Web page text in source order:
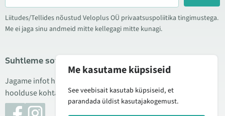
Liitudes/Tellides nõustud Veloplus OÜ privaatsuspoliitika tingimustega.
Me ei jaga sinu andmeid mitte kellegagi mitte kunagi.
Suhtleme sotsiaalmeedias
Jagame infot hea hinna kampaaniate, uute toodete ning
hoolduse kohta. Mõnikord teeme ka tooteülevaateid.
Me kasutame küpsiseid
See veebisait kasutab küpsiseid, et
parandada üldist kasutajakogemust.